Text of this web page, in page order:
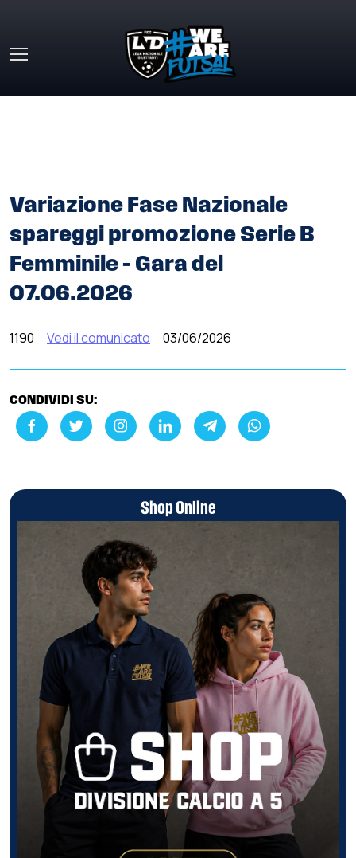
Variazione Fase Nazionale
spareggi promozione Serie B
Femminile – Gara del
07.06.2026
1190 Vedi il comunicato 03/06/2026
CONDIVIDI SU:
Shop Online